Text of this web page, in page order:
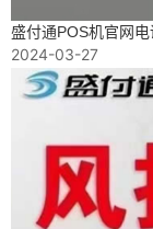
盛付通POS机官网电
2024-03-27